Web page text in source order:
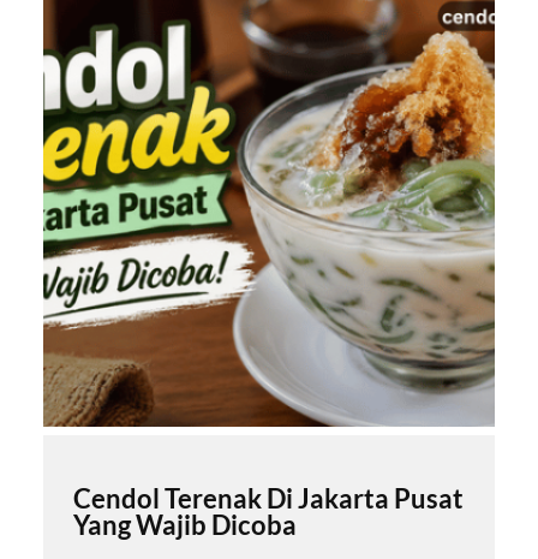
Cendol Terenak Di Jakarta Pusat
Yang Wajib Dicoba